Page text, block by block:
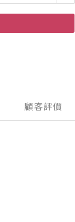
顧客評價